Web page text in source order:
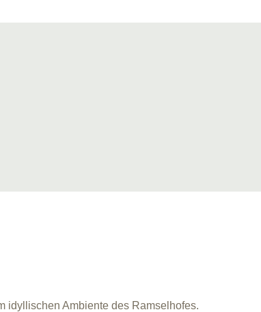
idyllischen Ambiente des Ramselhofes.